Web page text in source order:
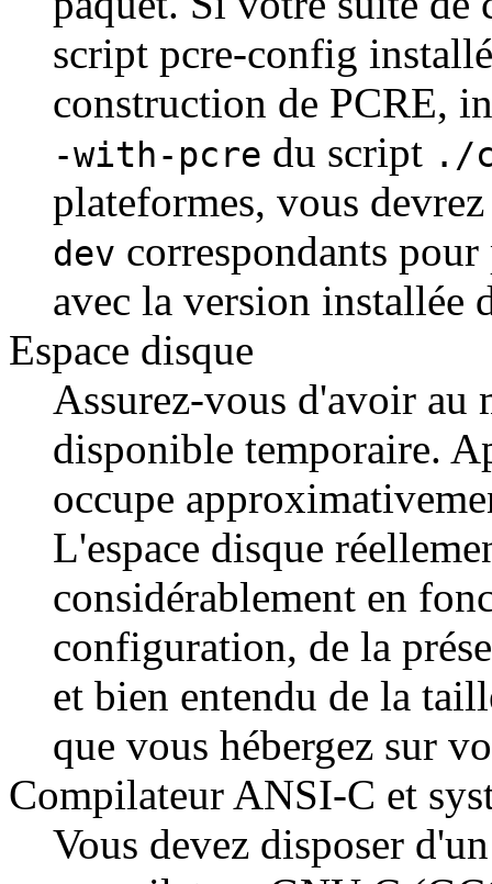
script pcre-config
construction de PCRE,
-with-pcre du script ./
plateformes, vous
dev correspondants
avec la version installée
Espace disque
Assurez-vous d'avoir au
disponible temporaire.
occupe
L'espace disque
considérablement en
configuration, de la
et bien entendu de la
que vous hébergez sur
Compilateur ANSI-C et
Vous devez disposer